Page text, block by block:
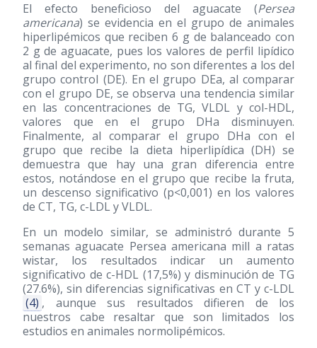
El efecto beneficioso del aguacate (Persea
americana) se evidencia en el grupo de animales
hiperlipémicos que reciben 6 g de balanceado con
2 g de aguacate, pues los valores de perfil lipídico
al final del experimento, no son diferentes a los del
grupo control (DE). En el grupo DEa, al comparar
con el grupo DE, se observa una tendencia similar
en las concentraciones de TG, VLDL y col-HDL,
valores que en el grupo DHa disminuyen.
Finalmente, al comparar el grupo DHa con el
grupo que recibe la dieta hiperlipídica (DH) se
demuestra que hay una gran diferencia entre
estos, notándose en el grupo que recibe la fruta,
un descenso significativo (p<0,001) en los valores
de CT, TG, c-LDL y VLDL.
En un modelo similar, se administró durante 5
semanas aguacate Persea americana mill a ratas
wistar, los resultados indicar un aumento
significativo de c-HDL (17,5%) y disminución de TG
(27.6%), sin diferencias significativas en CT y c-LDL
(4) , aunque sus resultados difieren de los
nuestros cabe resaltar que son limitados los
estudios en animales normolipémicos.